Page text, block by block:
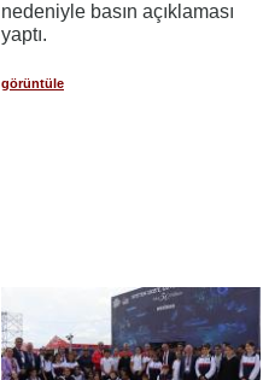
nedeniyle basın açıklaması
yaptı.
görüntüle